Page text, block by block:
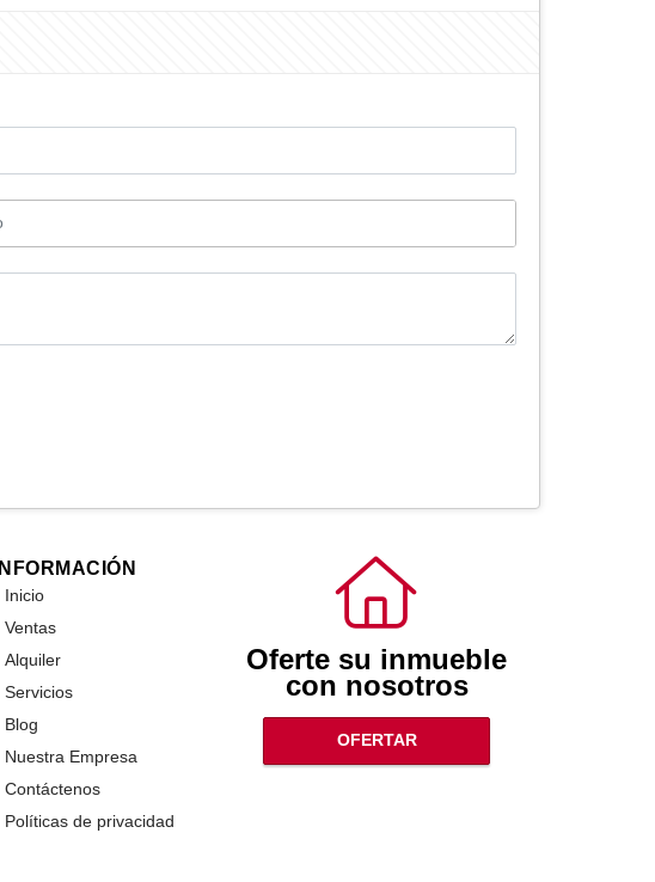
INFORMACIÓN
Inicio
Ventas
Alquiler
Servicios
Blog
Nuestra Empresa
Contáctenos
Políticas de privacidad
Oferte su inmueble
con nosotros
OFERTAR